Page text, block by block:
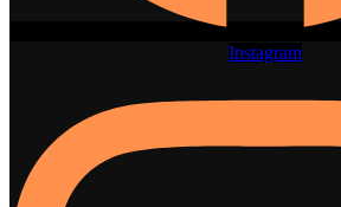
Instagram